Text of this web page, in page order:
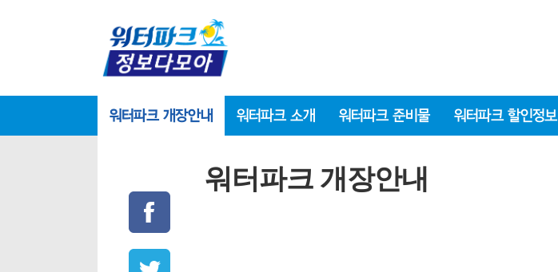
워터파크 개장안내 워터파크 소개 워터파크 준비물 워터파크 할인정보
워터파크 개장안내